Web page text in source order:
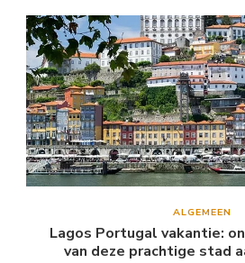
ALGEMEEN
Lagos Portugal vakantie:
van deze prachtige stad